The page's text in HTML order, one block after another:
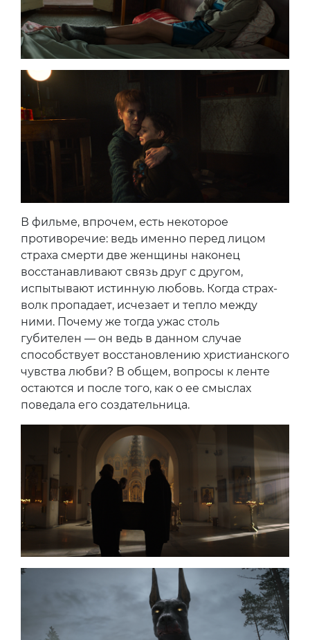
В фильме, впрочем, есть некоторое
противоречие: ведь именно перед лицом
страха смерти две женщины наконец
восстанавливают связь друг с другом,
испытывают истинную любовь. Когда страх-
волк пропадает, исчезает и тепло между
ними. Почему же тогда ужас столь
губителен — он ведь в данном случае
способствует восстановлению христианского
чувства любви? В общем, вопросы к ленте
остаются и после того, как о ее смыслах
поведала его создательница.